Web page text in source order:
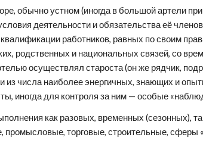
деятельности и обязательства её
работников, равных по своим
родственных и национальных связей, со
осуществлял староста (он же рядчик,
числа наиболее энергичных, знающих и
иногда для контроля за ним — особые
промысловые, торговые, строительные, сферы